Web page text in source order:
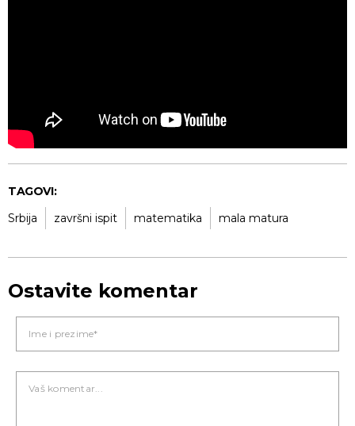
TAGOVI:
Srbija
završni ispit matematika mala matura
Ostavite komentar